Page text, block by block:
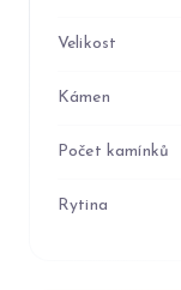
Velikost
Kámen
Počet kamínků
Rytina